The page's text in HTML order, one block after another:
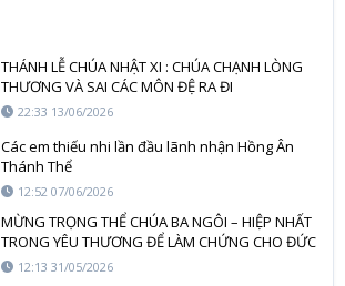
THÁNH LỄ CHÚA NHẬT XI : CHÚA CHẠNH LÒNG
THƯƠNG VÀ SAI CÁC MÔN ĐỆ RA ĐI
22:33 13/06/2026
Các em thiếu nhi lần đầu lãnh nhận Hồng Ân
Thánh Thể
12:52 07/06/2026
MỪNG TRỌNG THỂ CHÚA BA NGÔI – HIỆP NHẤT
TRONG YÊU THƯƠNG ĐỂ LÀM CHỨNG CHO ĐỨC
TIN12:13 31/05/2026